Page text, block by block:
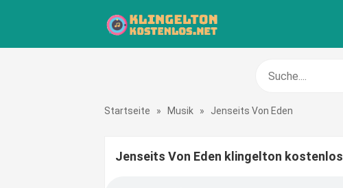
Startseite » Musik » Jenseits Von Eden
Jenseits Von Eden klingelton kostenlos